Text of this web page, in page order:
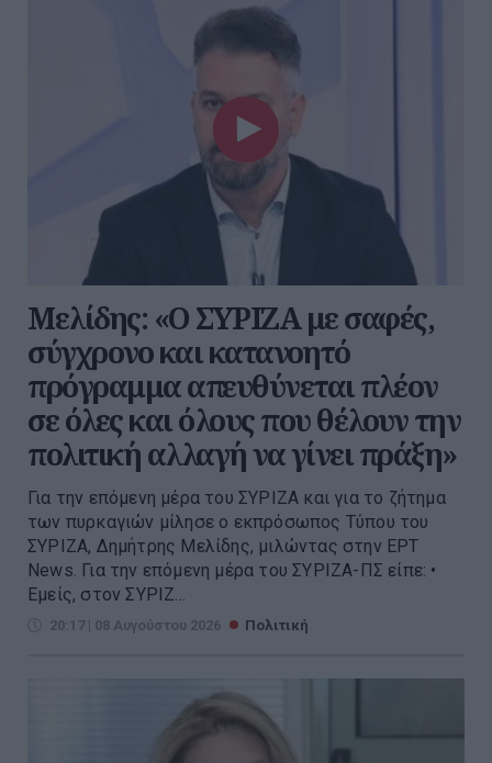
Μελίδης: «Ο ΣΥΡΙΖΑ με σαφές,
σύγχρονο και κατανοητό
πρόγραμμα απευθύνεται πλέον
σε όλες και όλους που θέλουν την
πολιτική αλλαγή να γίνει πράξη»
Για την επόμενη μέρα του ΣΥΡΙΖΑ και για το ζήτημα
των πυρκαγιών μίλησε ο εκπρόσωπος Τύπου του
ΣΥΡΙΖΑ, Δημήτρης Μελίδης, μιλώντας στην ΕΡΤ
Νews. Για την επόμενη μέρα του ΣΥΡΙΖΑ-ΠΣ είπε: •
Εμείς, στον ΣΥΡΙΖ...
20:17 | 08 Αυγούστου 2026 Πολιτική